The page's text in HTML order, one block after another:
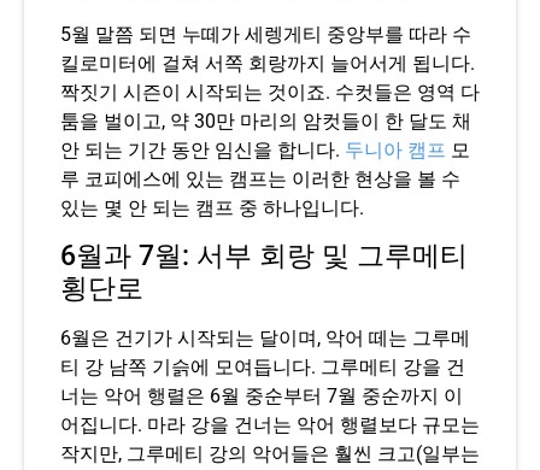
5월 말쯤 되면 누떼가 세렝게티 중앙부를 따라 수
킬로미터에 걸쳐 서쪽 회랑까지 늘어서게 됩니다.
짝짓기 시즌이 시작되는 것이죠. 수컷들은 영역 다
툼을 벌이고, 약 30만 마리의 암컷들이 한 달도 채
안 되는 기간 동안 임신을 합니다. 두니아 캠프 모
루 코피에스에 있는 캠프는 이러한 현상을 볼 수
있는 몇 안 되는 캠프 중 하나입니다.
6월과 7월: 서부 회랑 및 그루메티
횡단로
6월은 건기가 시작되는 달이며, 악어 떼는 그루메
티 강 남쪽 기슭에 모여듭니다. 그루메티 강을 건
너는 악어 행렬은 6월 중순부터 7월 중순까지 이
어집니다. 마라 강을 건너는 악어 행렬보다 규모는
작지만, 그루메티 강의 악어들은 훨씬 크고(일부는